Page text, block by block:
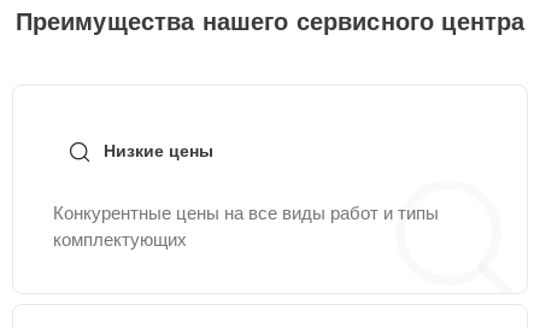
Преимущества нашего сервисного центра
Низкие цены
Конкурентные цены на все виды работ и типы
комплектующих